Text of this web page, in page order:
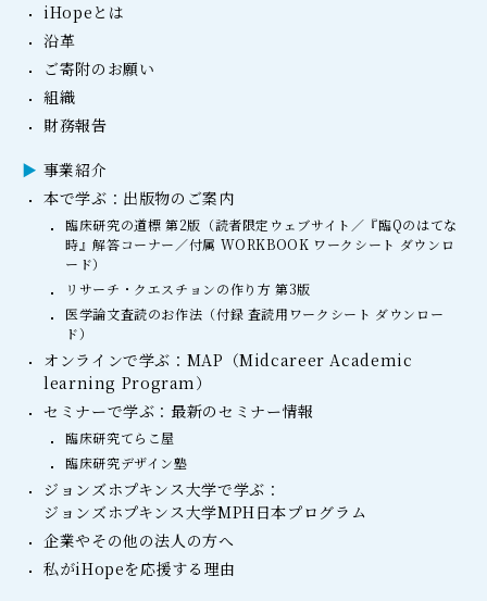
iHopeとは
沿革
ご寄附のお願い
組織
財務報告
事業紹介
本で学ぶ：出版物のご案内
臨床研究の道標 第2版（読者限定ウェブサイト／『臨Qのはてな
時』解答コーナー／付属 WORKBOOK ワークシート ダウンロ
ード）
リサーチ・クエスチョンの作り方 第3版
医学論文査読のお作法（付録 査読用ワークシート ダウンロー
ド）
オンラインで学ぶ：MAP（Midcareer Academic
learning Program）
セミナーで学ぶ：最新のセミナー情報
臨床研究てらこ屋
臨床研究デザイン塾
ジョンズホプキンス大学で学ぶ：
ジョンズホプキンス大学MPH日本プログラム
企業やその他の法人の方へ
私がiHopeを応援する理由